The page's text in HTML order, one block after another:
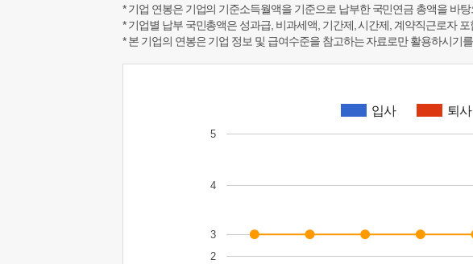
* 기업 연봉은 기업의 기준소득월액을 기준으로 납부한 국민연금 총액을 바
* 기업별 납부 국민총액은 성과급, 비과세액, 기간제, 시간제, 계약직근로자
* 본 기업의 연봉은 기업 정보 및 급여수준을 참고하는 자료로만 활용하시기
입사 퇴사
2
3
4
5